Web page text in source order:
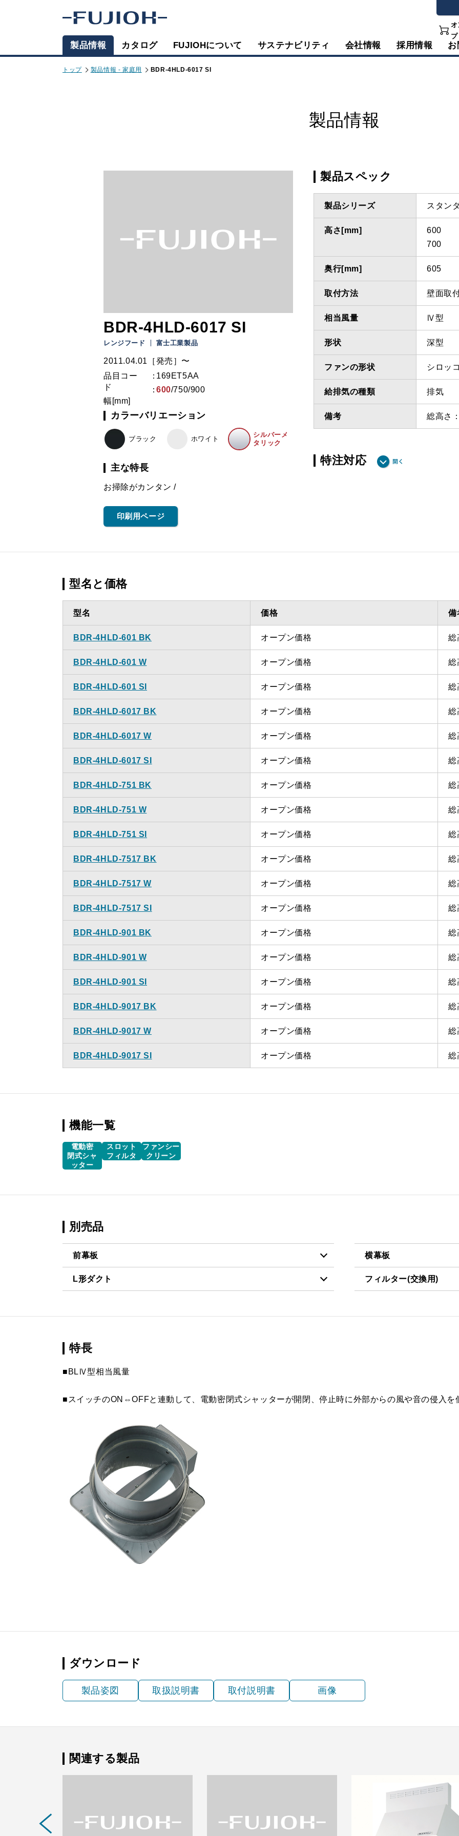
オ
プ
製品情報 カタログ FUJIOHについて サステナビリティ 会社情報 採用情報 お
トップ 製品情報 - 家庭用 BDR-4HLD-6017 SI
製品情報
BDR-4HLD-6017 SI
レンジフード 富士工業製品
2011.04.01［発売］〜
品目コー
ド
169ET5AA
幅[mm]
600/750/900
カラーバリエーション
ブラック ホワイト
シルバーメ
タリック
主な特長
お掃除がカンタン
印刷用ページ
製品スペック
製品シリーズ スタン
高さ[mm]
600
700
奥行[mm] 605
取付方法 壁面取
相当風量 Ⅳ型
形状 深型
ファンの形状 シロッコ
給排気の種類 排気
備考 総高さ
特注対応
問い合
型名と価格
型名 価格 備
BDR-4HLD-601 BK オープン価格 総
BDR-4HLD-601 W オープン価格 総
BDR-4HLD-601 SI オープン価格 総
BDR-4HLD-6017 BK オープン価格 総
BDR-4HLD-6017 W オープン価格 総
BDR-4HLD-6017 SI オープン価格 総
BDR-4HLD-751 BK オープン価格 総
BDR-4HLD-751 W オープン価格 総
BDR-4HLD-751 SI オープン価格 総
BDR-4HLD-7517 BK オープン価格 総
BDR-4HLD-7517 W オープン価格 総
BDR-4HLD-7517 SI オープン価格 総
BDR-4HLD-901 BK オープン価格 総
BDR-4HLD-901 W オープン価格 総
BDR-4HLD-901 SI オープン価格 総
BDR-4HLD-9017 BK オープン価格 総
BDR-4HLD-9017 W オープン価格 総
BDR-4HLD-9017 SI オープン価格 総
機能一覧
電動密
閉式シャ
ッター
スロット
フィルタ
ファンシー
クリーン
別売品
前幕板
MP-603 BK
MP-603 W ¥4,950（税抜価格 ￥4,500）
MP-603 SI ¥6,710（税抜価格 ￥6,100）
L形ダクト
横幕板
フィルター(交換用)
特長
■BLⅣ型相当風量
■スイッチのON⇔OFFと連動して、電動密閉式シャッターが開閉、停止時に外部からの風や音の侵入を
ダウンロード
製品姿図 取扱説明書 取付説明書 画像
関連する製品